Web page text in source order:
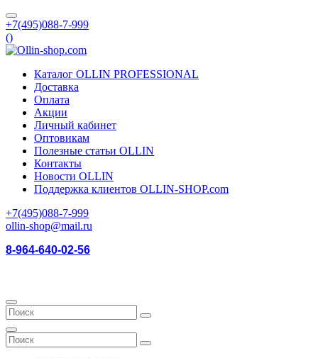
+7(495)088-7-999
()
Каталог OLLIN PROFESSIONAL
Доставка
Оплата
Акции
Личный кабинет
Оптовикам
Полезные статьи OLLIN
Контакты
Новости OLLIN
Поддержка клиентов OLLIN-SHOP.com
+7(495)088-7-999
ollin-shop@mail.ru
8-964-640-02-56